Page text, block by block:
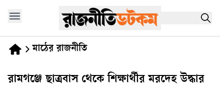
মাঠের রাজনীতি
রামগঞ্জে ছাত্রবাস থেকে শিক্ষার্থীর মরদেহ উদ্ধার